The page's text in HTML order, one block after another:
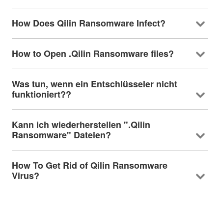
How Does Qilin Ransomware Infect?
How to Open .Qilin Ransomware files?
Was tun, wenn ein Entschlüsseler nicht
funktioniert??
Kann ich wiederherstellen ".Qilin
Ransomware" Dateien?
How To Get Rid of Qilin Ransomware
Virus?